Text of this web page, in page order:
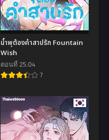
น้ำพุต้องคำสาปรัก Fountain
Wish
ตอนที่ 25.04
7